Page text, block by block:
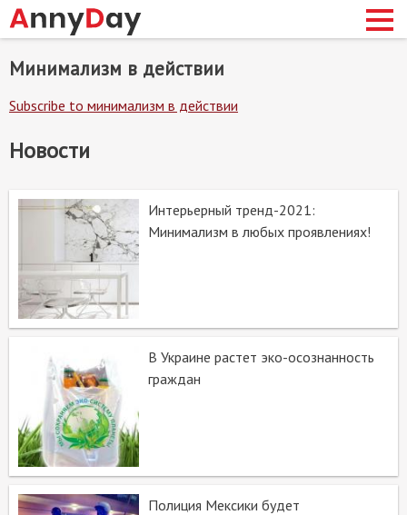
to
content
минимализм в действии
Subscribe to минимализм в действии
Новости
Интерьерный тренд-2021:
Минимализм в любых проявлениях!
В Украине растет эко-осознанность
граждан
Полиция Мексики будет